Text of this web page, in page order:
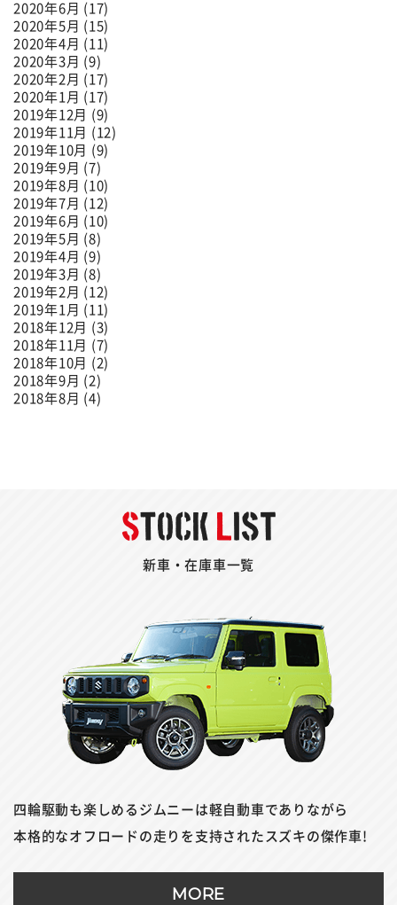
2020年6月 (17)
2020年5月 (15)
2020年4月 (11)
2020年3月 (9)
2020年2月 (17)
2020年1月 (17)
2019年12月 (9)
2019年11月 (12)
2019年10月 (9)
2019年9月 (7)
2019年8月 (10)
2019年7月 (12)
2019年6月 (10)
2019年5月 (8)
2019年4月 (9)
2019年3月 (8)
2019年2月 (12)
2019年1月 (11)
2018年12月 (3)
2018年11月 (7)
2018年10月 (2)
2018年9月 (2)
2018年8月 (4)
新車・在庫車一覧
四輪駆動も楽しめるジムニーは軽自動車でありながら
本格的なオフロードの走りを支持されたスズキの傑作車!
MORE